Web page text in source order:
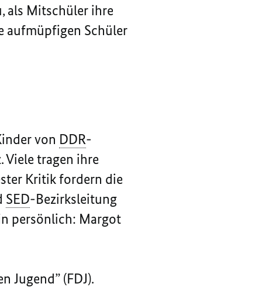
als Mitschüler ihre
aufmüpfigen Schüler
von DDR-
Viele tragen ihre
Kritik fordern die
SED-Bezirksleitung
persönlich: Margot
Jugend” (FDJ).